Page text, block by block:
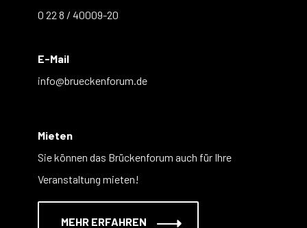
0 22 8 / 40009-20
E-Mail
info@brueckenforum.de
Mieten
Sie können das Brückenforum auch für Ihre
Veranstaltung mieten!
MEHR ERFAHREN